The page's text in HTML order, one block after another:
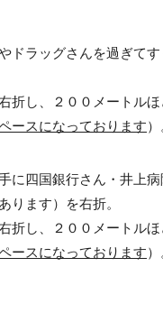
ドラッグさんを過ぎてす
折し、２００メートルほ
ースになっております）
に四国銀行さん・井上病
ります）を右折。
折し、２００メートルほ
ースになっております）